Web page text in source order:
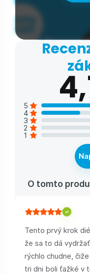
5
4
3
2
1
O tomto
Tento prvý krok
že sa to dá
rýchlo chudne,
tri dni boli ťažké v